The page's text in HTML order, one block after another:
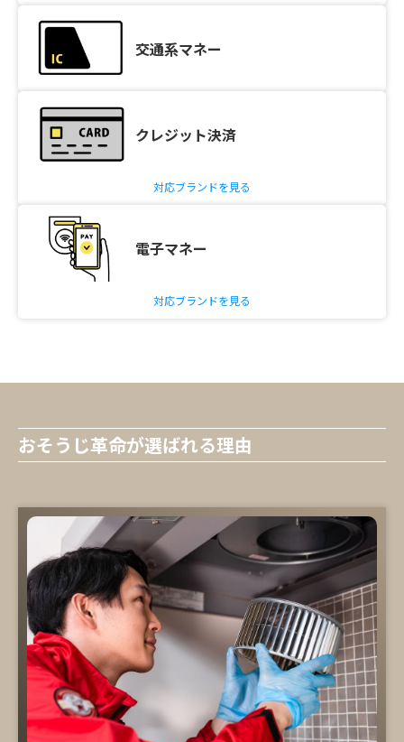
交通系マネー
クレジット決済
対応ブランドを見る
電子マネー
対応ブランドを見る
おそうじ革命が選ばれる理由